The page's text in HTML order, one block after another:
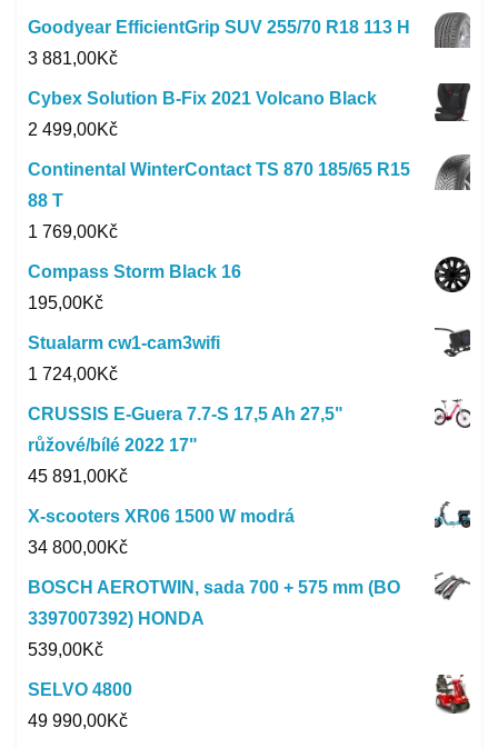
Goodyear EfficientGrip SUV 255/70 R18 113 H
3 881,00Kč
Cybex Solution B-Fix 2021 Volcano Black
2 499,00Kč
Continental WinterContact TS 870 185/65 R15
88 T
1 769,00Kč
Compass Storm Black 16
195,00Kč
Stualarm cw1-cam3wifi
1 724,00Kč
CRUSSIS E-Guera 7.7-S 17,5 Ah 27,5"
růžové/bílé 2022 17"
45 891,00Kč
X-scooters XR06 1500 W modrá
34 800,00Kč
BOSCH AEROTWIN, sada 700 + 575 mm (BO
3397007392) HONDA
539,00Kč
SELVO 4800
49 990,00Kč